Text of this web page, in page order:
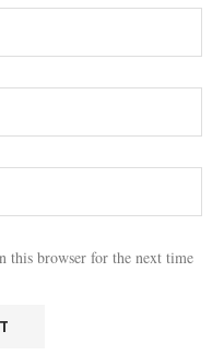
this browser for the next time